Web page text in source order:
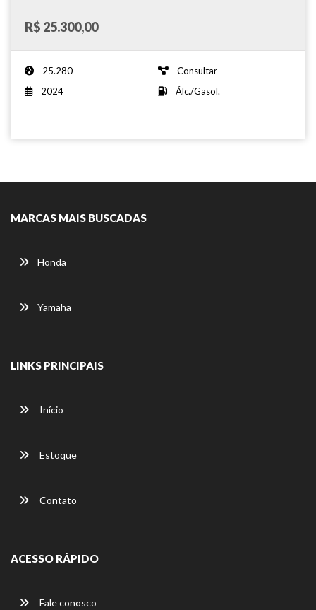
R$ 25.300,00
25.280
Consultar
2024
Álc./Gasol.
MARCAS MAIS BUSCADAS
Honda
Yamaha
LINKS PRINCIPAIS
Início
Estoque
Contato
ACESSO RÁPIDO
Fale conosco